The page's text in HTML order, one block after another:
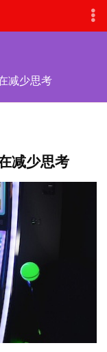
减少思考
减少思考